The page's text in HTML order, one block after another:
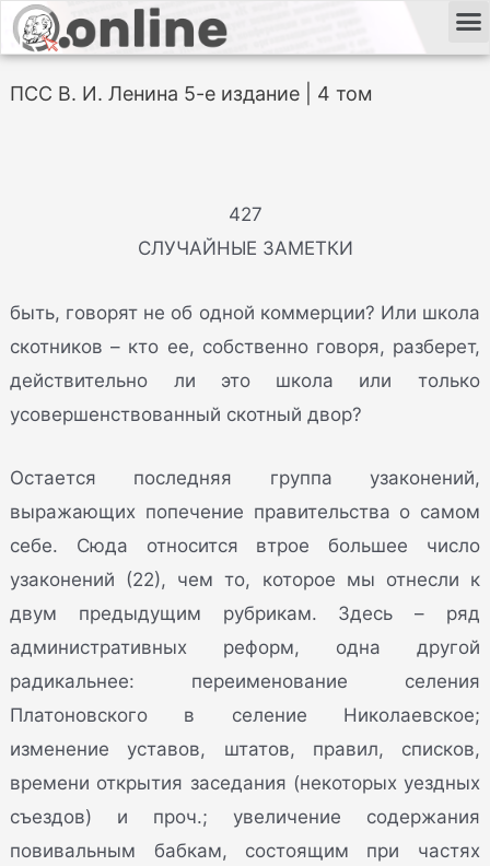
ПСС В. И. Ленина 5-е издание | 4 том
427
СЛУЧАЙНЫЕ ЗАМЕТКИ
быть, говорят не об одной коммерции? Или школа
скотников – кто ее, собственно говоря, разберет,
действительно ли это школа или только
усовершенствованный скотный двор?
Остается последняя группа узаконений,
выражающих попечение правительства о самом
себе. Сюда относится втрое большее число
узаконений (22), чем то, которое мы отнесли к
двум предыдущим рубрикам. Здесь – ряд
административных реформ, одна другой
радикальнее: переименование селения
Платоновского в селение Николаевское;
изменение уставов, штатов, правил, списков,
времени открытия заседания (некоторых уездных
съездов) и проч.; увеличение содержания
повивальным бабкам, состоящим при частях